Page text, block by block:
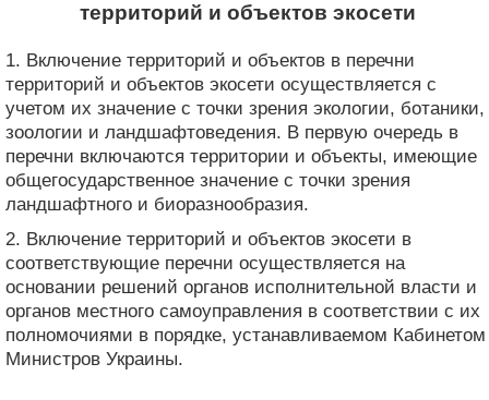
территорий и объектов экосети
1. Включение территорий и объектов в перечни
территорий и объектов экосети осуществляется с
учетом их значение с точки зрения экологии, ботаники,
зоологии и ландшафтоведения. В первую очередь в
перечни включаются территории и объекты, имеющие
общегосударственное значение с точки зрения
ландшафтного и биоразнообразия.
2. Включение территорий и объектов экосети в
соответствующие перечни осуществляется на
основании решений органов исполнительной власти и
органов местного самоуправления в соответствии с их
полномочиями в порядке, устанавливаемом Кабинетом
Министров Украины.